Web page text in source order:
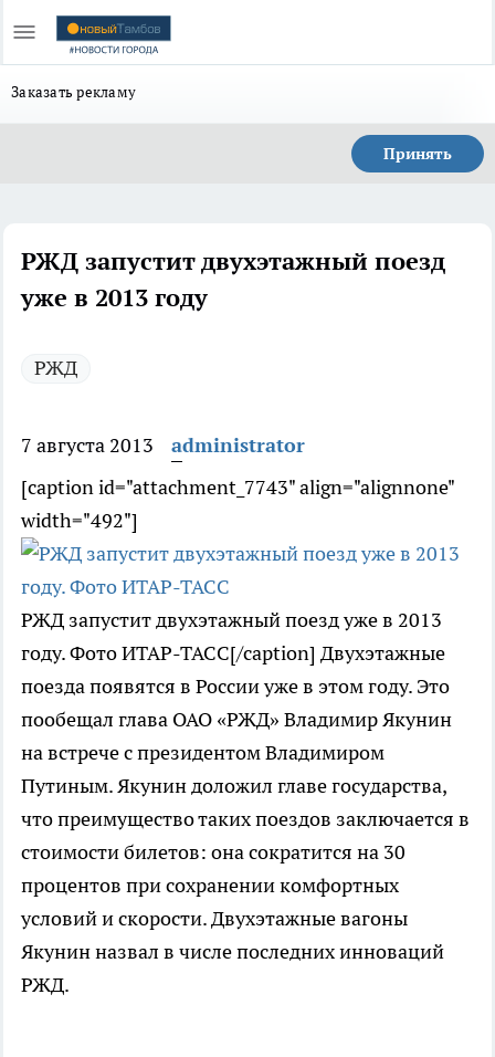
Заказать рекламу
Принять
РЖД запустит двухэтажный поезд
уже в 2013 году
РЖД
7 августа 2013
administrator
[caption id="attachment_7743" align="alignnone"
width="492"]
РЖД запустит двухэтажный поезд уже в 2013
году. Фото ИТАР-ТАСС[/caption] Двухэтажные
поезда появятся в России уже в этом году. Это
пообещал глава ОАО «РЖД» Владимир Якунин
на встрече с президентом Владимиром
Путиным. Якунин доложил главе государства,
что преимущество таких поездов заключается в
стоимости билетов: она сократится на 30
процентов при сохранении комфортных
условий и скорости. Двухэтажные вагоны
Якунин назвал в числе последних инноваций
РЖД.